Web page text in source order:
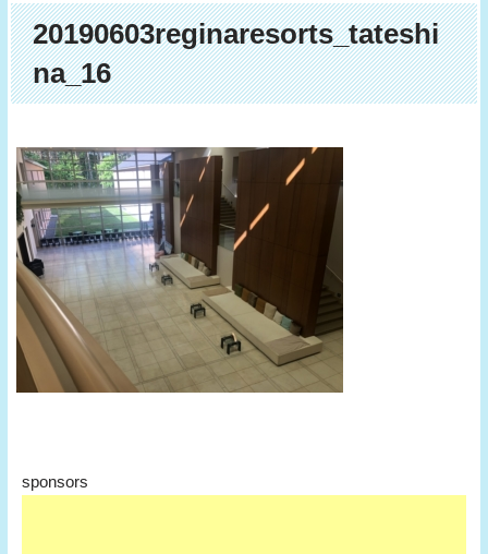
20190603reginaresorts_tateshi
na_16
sponsors